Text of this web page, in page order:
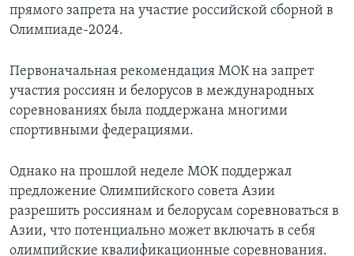
прямого запрета на участие российской сборной в
Олимпиаде-2024.
Первоначальная рекомендация МОК на запрет
участия россиян и белорусов в международных
соревнованиях была поддержана многими
спортивными федерациями.
Однако на прошлой неделе МОК поддержал
предложение Олимпийского совета Азии
разрешить россиянам и белорусам соревноваться в
Азии, что потенциально может включать в себя
олимпийские квалификационные соревнования.